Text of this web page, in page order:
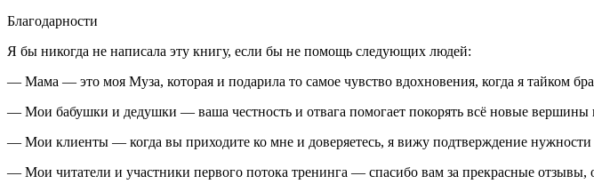
Благодарности
Я бы никогда не написала эту книгу, если бы не помощь следующих людей:
— Мама — это моя Муза, которая и подарила то самое чувство вдохновения, когда я тайком
— Мои бабушки и дедушки — ваша честность и отвага помогает покорять всё новые вершины
— Мои клиенты — когда вы приходите ко мне и доверяетесь, я вижу подтверждение нужности
— Мои читатели и участники первого потока тренинга — спасибо вам за прекрасные